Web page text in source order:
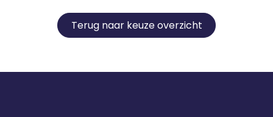
Terug naar keuze overzicht